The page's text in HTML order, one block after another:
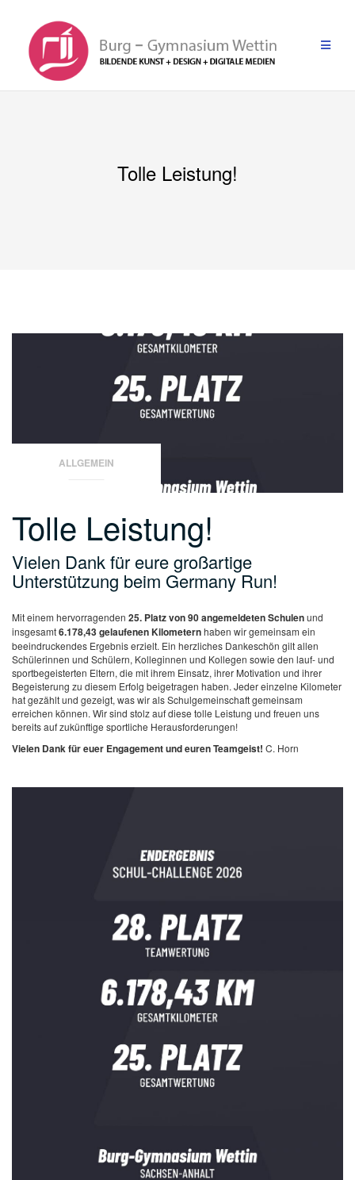
springen
Tolle Leistung!
ALLGEMEIN
Tolle Leistung!
Vielen Dank für eure großartige
Unterstützung beim Germany Run!
Mit einem hervorragenden 25. Platz von 90 angemeldeten Schulenund
insgesamt6.178,43 gelaufenen Kilometernhaben wir gemeinsam ein
beeindruckendes Ergebnis erzielt. Ein herzliches Dankeschön gilt allen
Schülerinnen und Schülern, Kolleginnen und Kollegen sowie den lauf- und
sportbegeisterten Eltern, die mit ihrem Einsatz, ihrer Motivation und ihrer
Begeisterung zu diesem Erfolg beigetragen haben. Jeder einzelne Kilometer
hat gezählt und gezeigt, was wir als Schulgemeinschaft gemeinsam
erreichen können. Wir sind stolz auf diese tolle Leistung und freuen uns
bereits auf zukünftige sportliche Herausforderungen!
Vielen Dank für euer Engagement und euren Teamgeist! C. Horn